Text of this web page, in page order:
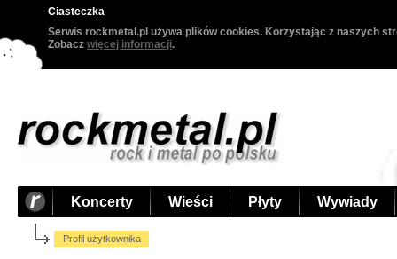
Ciasteczka
Serwis rockmetal.pl używa plików cookies. Korzystając z naszych
Zobacz więcej informacji.
Koncerty Wieści Płyty Wywiady
Profil użytkownika